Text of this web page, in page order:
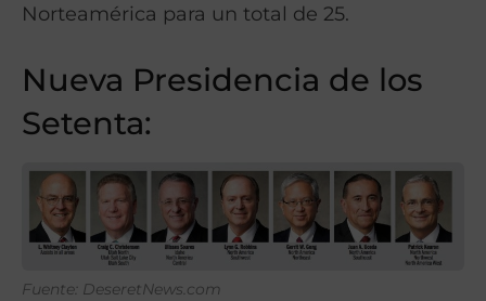
Norteamérica para un total de 25.
Nueva Presidencia de los
Setenta:
Fuente: DeseretNews.com